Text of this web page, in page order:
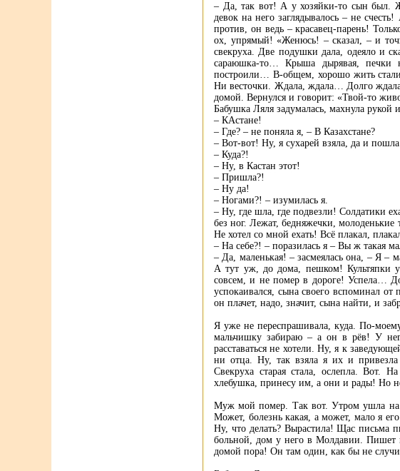
– Да, так вот! А у хозяйки-то сын был.
девок на него заглядывалось – не
против, он ведь – красавец-парень!
ох, упрямый! «Женюсь! – сказал, – и
свекруха. Две подушки дала, одеяло и
сараюшка-то… Крыша дырявая, печки
построили… В-общем, хорошо жить
Ни весточки. Ждала, ждала… Долго
домой. Вернулся и говорит: «Твой-то
Бабушка Ляля задумалась, махнула рукой и
– КАстане!
– Где? – не поняла я, – В Казахстане?
– Вот-вот! Ну, я сухарей взяла, да и
– Куда?!
– Ну, в Кастан этот!
– Пришла?!
– Ну да!
– Ногами?! – изумилась я.
– Ну, где шла, где подвезли! Солдатики
без ног. Лежат, бедняжечки,
Не хотел со мной ехать! Всё плакал,
– На себе?! – поразилась я – Вы ж такая
– Да, маленькая! – засмеялась она, – Я
А тут уж, до дома, пешком! Культяпки у
совсем, и не помер в дороге! Успела…
успокаивался, сына своего вспоминал
он плачет, надо, значит, сына найти, и
Я уже не переспрашивала, куда. По-
мальчишку забираю – а он в рёв! У
расставаться не хотели. Ну, я к
ни отца. Ну, так взяла я их и
Свекруха старая стала, ослепла. Вот.
хлебушка, принесу им, а они и рады! Но
Муж мой помер. Так вот. Утром ушла на
Может, болезнь какая, а может, мало я
Ну, что делать? Вырастила! Щас письма
больной, дом у него в Молдавии.
домой пора! Он там один, как бы не